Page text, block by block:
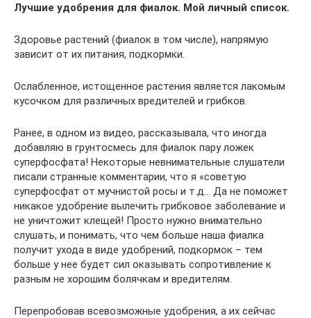
Лучшие удобрения для фиалок. Мой личный список.
Здоровье растений (фиалок в том числе), напрямую
зависит от их питания, подкормки.
Ослабленное, истощенное растения является лакомым
кусочком для различных вредителей и грибков.
Ранее, в одном из видео, рассказывала, что иногда
добавляю в грунтосмесь для фиалок пару ложек
суперфосфата! Некоторые невнимательные слушатели
писали странные комментарии, что я «советую
суперфосфат от мучнистой росы и т.д… Да не поможет
никакое удобрение вылечить грибковое заболевание и
не уничтожит клещей! Просто нужно внимательно
слушать, и понимать, что чем больше наша фиалка
получит ухода в виде удобрений, подкормок – тем
больше у нее будет сил оказывать сопротивление к
разным не хорошим болячкам и вредителям.
Перепробовав всевозможные удобрения, а их сейчас